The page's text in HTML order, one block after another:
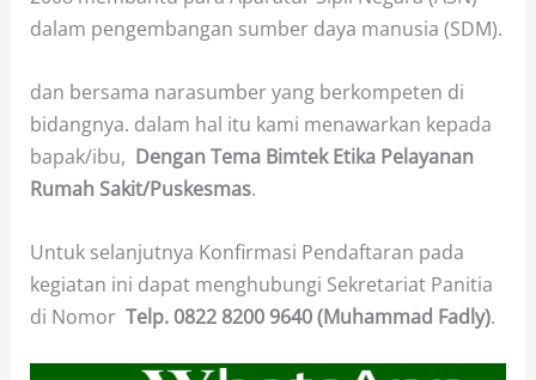
dalam pengembangan sumber daya manusia (SDM).
dan bersama narasumber yang berkompeten di
bidangnya. dalam hal itu kami menawarkan kepada
bapak/ibu, Dengan Tema Bimtek Etika Pelayanan
Rumah Sakit/Puskesmas.
Untuk selanjutnya Konfirmasi Pendaftaran pada
kegiatan ini dapat menghubungi Sekretariat Panitia
di Nomor Telp. 0822 8200 9640 (Muhammad Fadly).